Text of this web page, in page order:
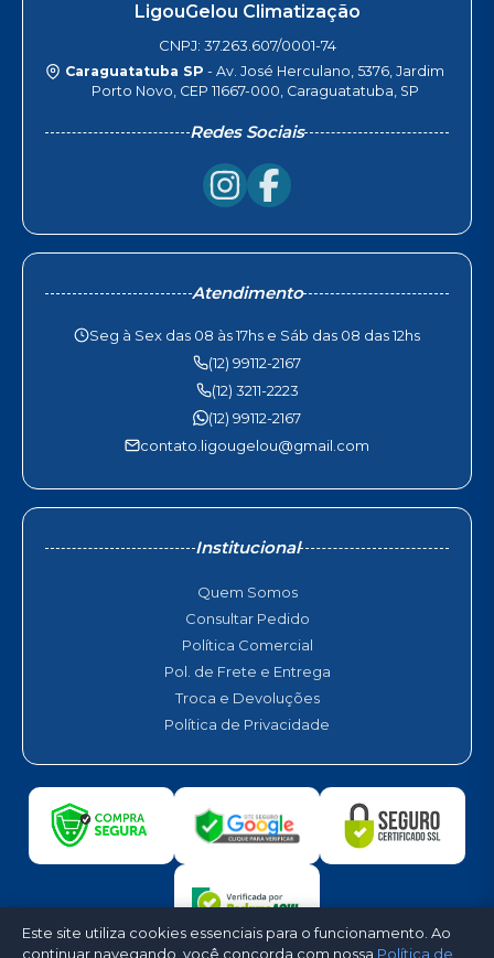
LigouGelou Climatização
CNPJ: 37.263.607/0001-74
Caraguatatuba SP - Av. José Herculano, 5376, Jardim
Porto Novo, CEP 11667-000, Caraguatatuba, SP
Redes Sociais
Atendimento
Seg à Sex das 08 às 17hs e Sáb das 08 das 12hs
(12) 99112-2167
(12) 3211-2223
(12) 99112-2167
contato.ligougelou@gmail.com
Institucional
Quem Somos
Consultar Pedido
Política Comercial
Pol. de Frete e Entrega
Troca e Devoluções
Política de Privacidade
Este site utiliza cookies essenciais para o funcionamento. Ao
continuar navegando, você concorda com nossa Política de